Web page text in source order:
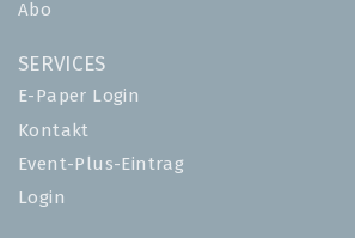
Abo
SERVICES
E-Paper Login
Kontakt
Event-Plus-Eintrag
Login